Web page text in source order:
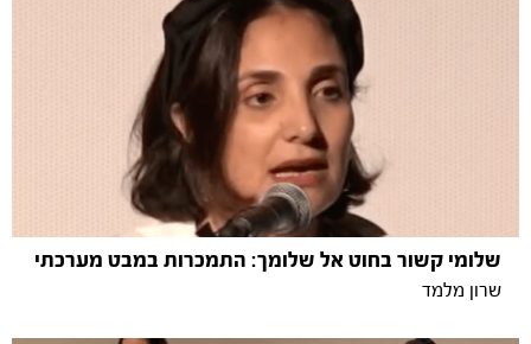
שלומי קשור בחוט אל שלומך: התמכרות במבט מערכתי
שרון מלמד